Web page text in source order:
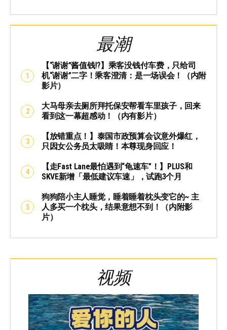
最潮
【“谢谢”酱值钱⁉️】乘客没钱付车费，只给司
机“谢谢”二字！乘客澄清：是一场误会！（内附
影片）
大马母亲去厕所拜托保安帮看车里孩子，回来
看到这一幕超感动！（内有影片）
【放错重点！】泰国市政预算会议意外爆红，
只因女公务员太吸睛！本尊现身回应！
【走Fast Lane最怕遇到“龟速车”！】PLUS和
SKVE新增「最低建议车速」，试跑3个月
狗狗陪小主人睡觉，睡着睡着枕头变它的~ 主
人多买一个枕头，结果意想不到！（内附影
片）
视频